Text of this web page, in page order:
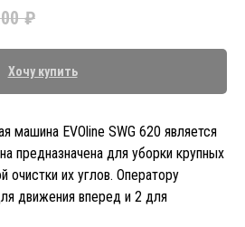
₽
Хочу купить
машина EVOline SWG 620 является
предназначена для уборки крупных
очистки их углов. Оператору
движения вперед и 2 для